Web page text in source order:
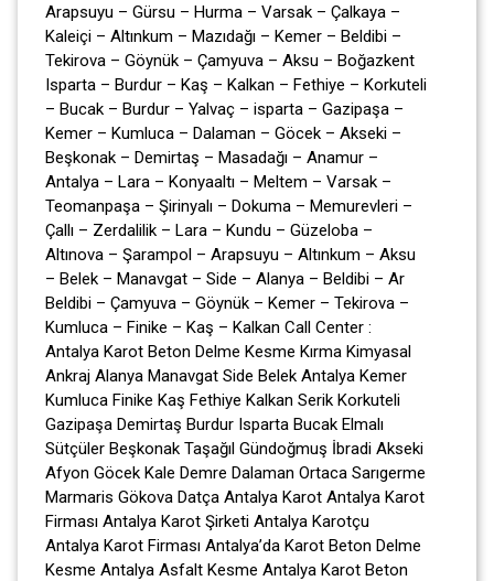
Arapsuyu – Gürsu – Hurma – Varsak – Çalkaya –
Kaleiçi – Altınkum – Mazıdağı – Kemer – Beldibi –
Tekirova – Göynük – Çamyuva – Aksu – Boğazkent
Isparta – Burdur – Kaş – Kalkan – Fethiye – Korkuteli
– Bucak – Burdur – Yalvaç – isparta – Gazipaşa –
Kemer – Kumluca – Dalaman – Göcek – Akseki –
Beşkonak – Demirtaş – Masadağı – Anamur –
Antalya – Lara – Konyaaltı – Meltem – Varsak –
Teomanpaşa – Şirinyalı – Dokuma – Memurevleri –
Çallı – Zerdalilik – Lara – Kundu – Güzeloba –
Altınova – Şarampol – Arapsuyu – Altınkum – Aksu
– Belek – Manavgat – Side – Alanya – Beldibi – Ar
Beldibi – Çamyuva – Göynük – Kemer – Tekirova –
Kumluca – Finike – Kaş – Kalkan Call Center :
Antalya Karot Beton Delme Kesme Kırma Kimyasal
Ankraj Alanya Manavgat Side Belek Antalya Kemer
Kumluca Finike Kaş Fethiye Kalkan Serik Korkuteli
Gazipaşa Demirtaş Burdur Isparta Bucak Elmalı
Sütçüler Beşkonak Taşağıl Gündoğmuş İbradi Akseki
Afyon Göcek Kale Demre Dalaman Ortaca Sarıgerme
Marmaris Gökova Datça Antalya Karot Antalya Karot
Firması Antalya Karot Şirketi Antalya Karotçu
Antalya Karot Firması Antalya’da Karot Beton Delme
Kesme Antalya Asfalt Kesme Antalya Karot Beton